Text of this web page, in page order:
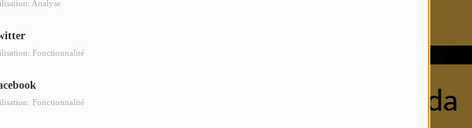
Analyse
Fonctionnalité
Fonctionnalité Agenda